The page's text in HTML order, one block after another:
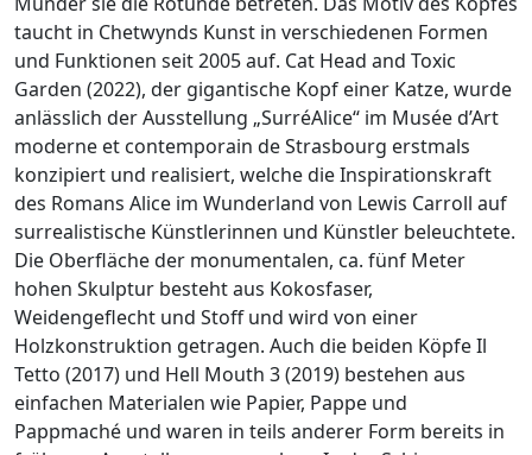
taucht in Chetwynds Kunst in verschiedenen Formen
und Funktionen seit 2005 auf. Cat Head and Toxic
Garden (2022), der gigantische Kopf einer Katze, wurde
anlässlich der Ausstellung „SurréAlice“ im Musée d’Art
moderne et contemporain de Strasbourg erstmals
konzipiert und realisiert, welche die Inspirationskraft
des Romans Alice im Wunderland von Lewis Carroll auf
surrealistische Künstlerinnen und Künstler beleuchtete.
Die Oberfläche der monumentalen, ca. fünf Meter
hohen Skulptur besteht aus Kokosfaser,
Weidengeflecht und Stoff und wird von einer
Holzkonstruktion getragen. Auch die beiden Köpfe Il
Tetto (2017) und Hell Mouth 3 (2019) bestehen aus
einfachen Materialen wie Papier, Pappe und
Pappmaché und waren in teils anderer Form bereits in